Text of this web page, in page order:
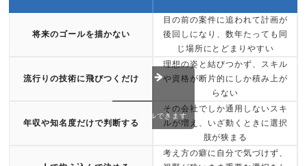
将来のゴールを描かない
目の前の案件に追われて計画が
後回しになり、数年たっても同
じ場所にとどまりやすい
流行りの技術に飛びつくだけ
理想の姿と結びつかず、スキル
や資格が断片的にしか積み上が
らない
年収や知名度だけで判断する
その会社でしか通用しないスキ
ルが増え、いざ動くときに選択
肢が狭まる
考え方の癖に自分で気づけず、
スクロールできます